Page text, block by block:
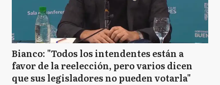
Bianco: "Todos los intendentes están a
favor de la reelección, pero varios dicen
que sus legisladores no pueden votarla"